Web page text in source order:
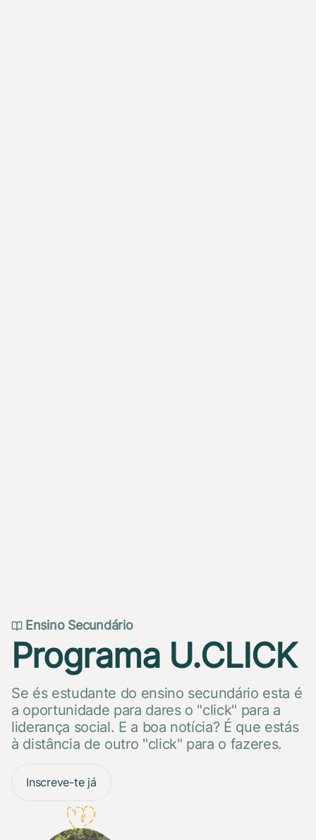
Ensino Secundário
Programa U.CLICK
Se és estudante do ensino secundário esta é
a oportunidade para dares o "click" para a
liderança social. E a boa notícia? É que estás
à distância de outro "click" para o fazeres.
Inscreve-te já